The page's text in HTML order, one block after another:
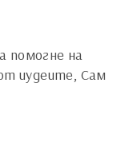
помогне на
иудеите, Сам